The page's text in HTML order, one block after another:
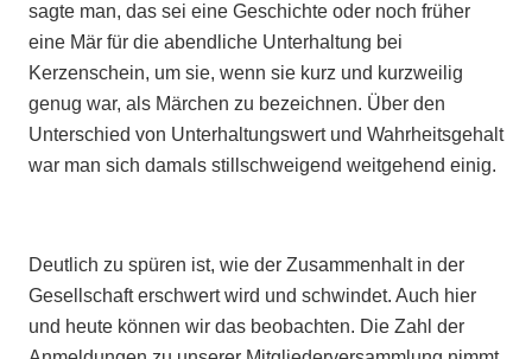
sagte man, das sei eine Geschichte oder noch früher
eine Mär für die abendliche Unterhaltung bei
Kerzenschein, um sie, wenn sie kurz und kurzweilig
genug war, als Märchen zu bezeichnen. Über den
Unterschied von Unterhaltungswert und Wahrheitsgehalt
war man sich damals stillschweigend weitgehend einig.
Deutlich zu spüren ist, wie der Zusammenhalt in der
Gesellschaft erschwert wird und schwindet. Auch hier
und heute können wir das beobachten. Die Zahl der